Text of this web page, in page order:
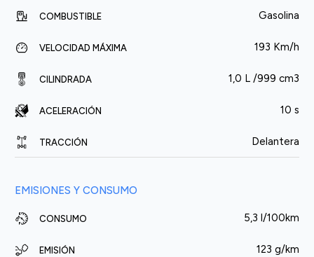
COMBUSTIBLE Gasolina
VELOCIDAD MÁXIMA 193 Km/h
CILINDRADA 1,0 L /999 cm3
ACELERACIÓN 10 s
TRACCIÓN Delantera
EMISIONES Y CONSUMO
CONSUMO 5,3 l/100km
EMISIÓN 123 g/km